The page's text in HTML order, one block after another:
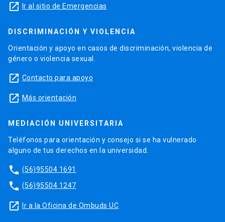
launch Ir al sitio de Emergencias
DISCRIMINACIÓN Y VIOLENCIA
Orientación y apoyo en casos de discriminación, violencia de
género o violencia sexual.
launch Contacto para apoyo
launch Más orientación
MEDIACIÓN UNIVERSITARIA
Teléfonos para orientación y consejo si se ha vulnerado
alguno de tus derechos en la universidad.
phone (56)95504 1691
phone (56)95504 1247
launch Ir a la Oficina de Ombuds UC